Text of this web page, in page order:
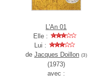
L'An 01
Elle :
Lui :
de Jacques Doillon (3)
(1973)
avec :